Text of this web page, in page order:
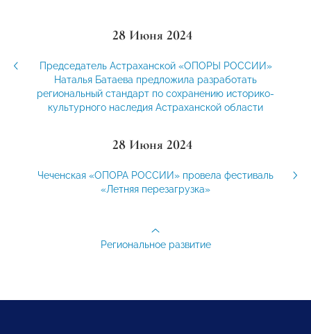
28 Июня 2024
Председатель Астраханской «ОПОРЫ РОССИИ»
Наталья Батаева предложила разработать
региональный стандарт по сохранению историко-
культурного наследия Астраханской области
28 Июня 2024
Чеченская «ОПОРА РОССИИ» провела фестиваль
«Летняя перезагрузка»
Региональное развитие